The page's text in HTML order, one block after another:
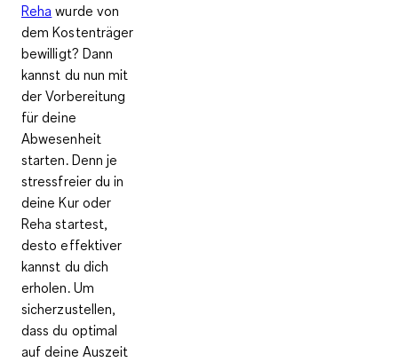
Reha wurde von
dem Kostenträger
bewilligt? Dann
kannst du nun mit
der Vorbereitung
für deine
Abwesenheit
starten. Denn je
stressfreier du in
deine Kur oder
Reha startest,
desto effektiver
kannst du dich
erholen. Um
sicherzustellen,
dass du optimal
auf deine Auszeit